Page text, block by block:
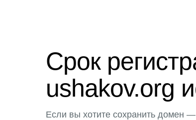
Срок
ushakov.org
Если вы хотите сохранить домен